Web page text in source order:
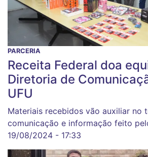
PARCERIA
Receita Federal doa
Diretoria de
UFU
Materiais recebidos vão auxiliar no
comunicação e informação feito
19/08/2024 - 17:33